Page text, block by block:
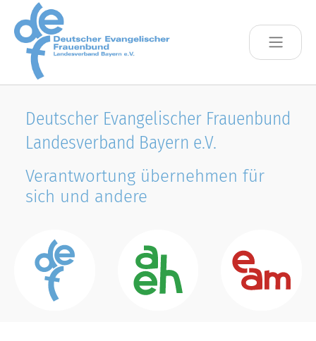
Skip to main content
Deutscher Evangelischer Frauenbund
Landesverband Bayern e.V.
Verantwortung übernehmen für
sich und andere